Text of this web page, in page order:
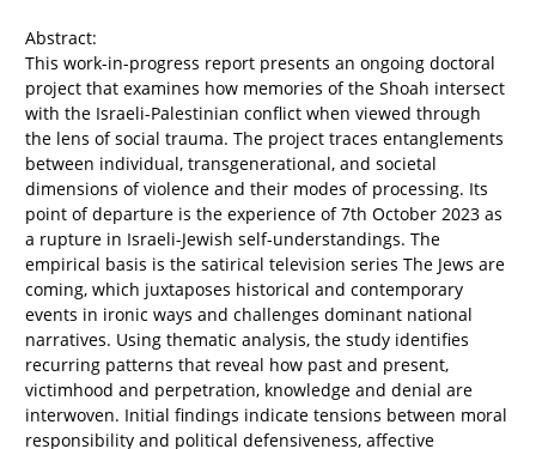
Abstract:
This work-in-progress report presents an ongoing doctoral
project that examines how memories of the Shoah intersect
with the Israeli-Palestinian conflict when viewed through
the lens of social trauma. The project traces entanglements
between individual, transgenerational, and societal
dimensions of violence and their modes of processing. Its
point of departure is the experience of 7th October 2023 as
a rupture in Israeli-Jewish self-understandings. The
empirical basis is the satirical television series The Jews are
coming, which juxtaposes historical and contemporary
events in ironic ways and challenges dominant national
narratives. Using thematic analysis, the study identifies
recurring patterns that reveal how past and present,
victimhood and perpetration, knowledge and denial are
interwoven. Initial findings indicate tensions between moral
responsibility and political defensiveness, affective